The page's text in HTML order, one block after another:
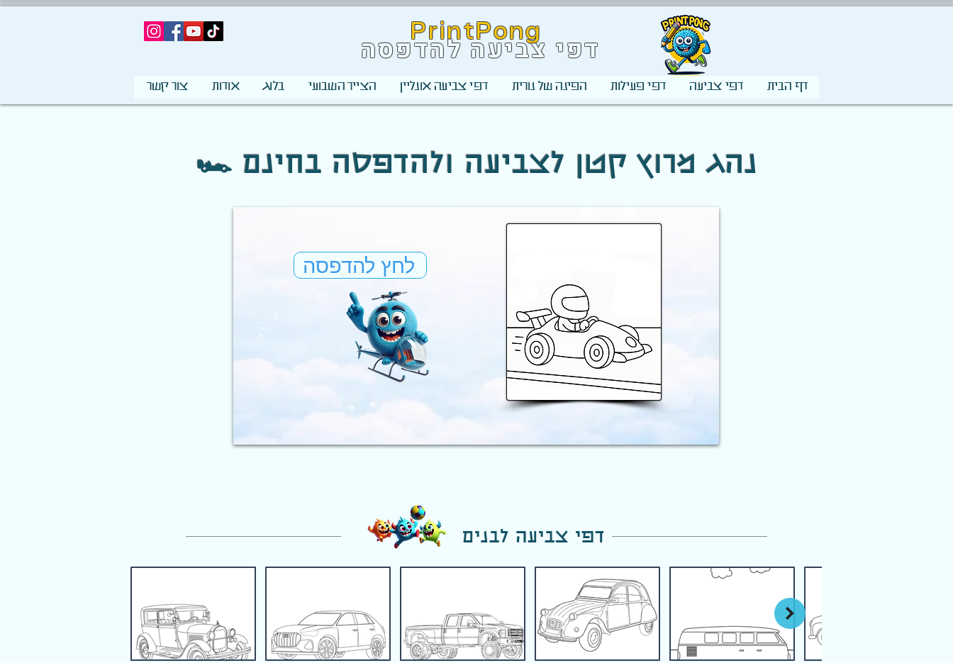
PrintPong
דפי צביעה להדפסה
דף הבית דפי צביעה דפי פעילות הפינה של נורית דפי צביעה אונליין הצייר השבועי בלוג אודות צור קשר
🏎️ נהג מרוץ קטן לצביעה ולהדפסה בחינם
לחץ להדפסה
דפי צביעה לבנים